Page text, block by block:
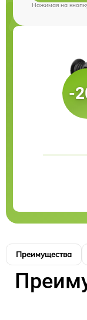
Нажимая на
-
Преимущества